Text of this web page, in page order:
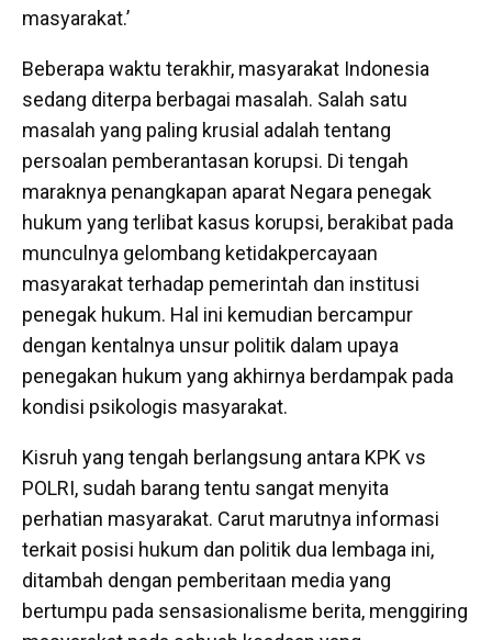
masyarakat.’
Beberapa waktu terakhir, masyarakat Indonesia
sedang diterpa berbagai masalah. Salah satu
masalah yang paling krusial adalah tentang
persoalan pemberantasan korupsi. Di tengah
maraknya penangkapan aparat Negara penegak
hukum yang terlibat kasus korupsi, berakibat pada
munculnya gelombang ketidakpercayaan
masyarakat terhadap pemerintah dan institusi
penegak hukum. Hal ini kemudian bercampur
dengan kentalnya unsur politik dalam upaya
penegakan hukum yang akhirnya berdampak pada
kondisi psikologis masyarakat.
Kisruh yang tengah berlangsung antara KPK vs
POLRI, sudah barang tentu sangat menyita
perhatian masyarakat. Carut marutnya informasi
terkait posisi hukum dan politik dua lembaga ini,
ditambah dengan pemberitaan media yang
bertumpu pada sensasionalisme berita, menggiring